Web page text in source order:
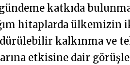
katkıda
hitaplarda
kalkınma ve
etkisine dair